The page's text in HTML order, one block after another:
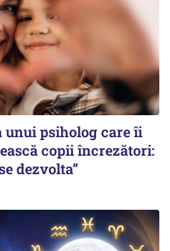
unui psiholog care îi
copii încrezători:
dezvolta”